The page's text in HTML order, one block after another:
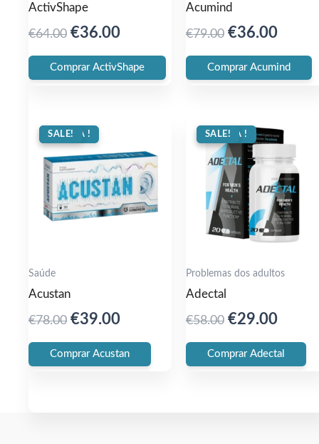
ActivShape
€64.00 Original
price
was:
€36.00Current
price
is:
Comprar ActivShape
Acumind
€79.00 Original
price
was:
€36.00
price
is:
Comprar Acumind
OFERTA !
SALE!
Saúde
Acustan
€78.00 Original
price
was:
€39.00Current
price
is:
Comprar Acustan
OFERTA !
SALE!
Problemas dos adultos
Adectal
€58.00 Original
price
was:
€29.00
price
is:
Comprar Adectal